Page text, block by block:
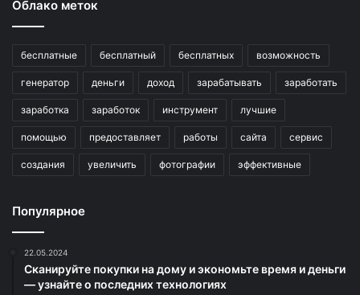
Облако меток
бесплатные бесплатный бесплатных возможность
генератор деньги доход зарабатывать заработать
заработка заработок инструмент лучшие
помощью предоставляет работы сайта сервис
создания увеличить фотографии эффективные
Популярное
22.05.2024
Сканируйте покупки на дому и экономьте время и деньги
— узнайте о последних технологиях